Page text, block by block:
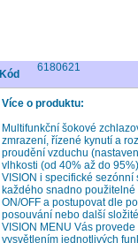
Kód
6180621
Více o produktu:
Multifunkční šokové
zmrazení, řízené kynutí a
proudění vzduchu
vlhkosti (od 40% až do
VISION i specifické
každého snadno
ON/OFF a postupovat dle
posouvání nebo další
VISION MENU Vás
vysvětlením jednotlivých